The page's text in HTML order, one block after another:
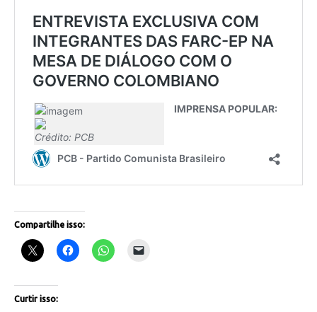
Compartilhe isso:
Curtir isso: